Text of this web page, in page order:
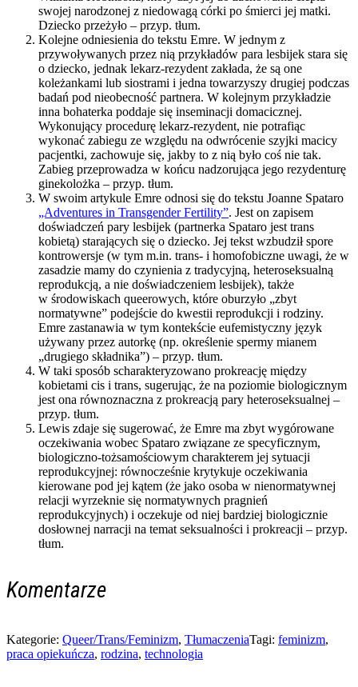
swojej narodzonej z niedowagą córki po śmierci jej matki.
Dziecko przeżyło – przyp. tłum.
Kolejne odniesienia do tekstu Emre. W jednym z
przywoływanych przez nią przykładów para lesbijek stara się
o dziecko, jednak lekarz-rezydent zakłada, że są one
koleżankami lub siostrami i jedna towarzyszy drugiej podczas
badań pod nieobecność partnera. W kolejnym przykładzie
inna bohaterka poddaje się inseminacji domacicznej.
Wykonujący procedurę lekarz-rezydent, nie potrafiąc
wykonać zabiegu ze względu na odwrócenie szyjki macicy
pacjentki, zachowuje się, jakby to z nią było coś nie tak.
Zabieg przeprowadza w końcu nadzorująca jego rezydenturę
ginekolożka – przyp. tłum.
W swoim artykule Emre odnosi się do tekstu Joanne Spataro
„Adventures in Transgender Fertility”. Jest on zapisem
doświadczeń pary lesbijek (partnerka Spataro jest trans
kobietą) starających się o dziecko. Jej tekst wzbudził spore
kontrowersje (w tym m.in. trans- i homofobiczne uwagi, że w
zasadzie mamy do czynienia z tradycyjną, heteroseksualną
reprodukcją, a nie doświadczeniem lesbijek), także
w środowiskach queerowych, które oburzyło „zbyt
normatywne” podejście do kwestii reprodukcji i rodziny.
Emre zastanawia w tym kontekście eufemistyczny język
używany przez autorkę (np. określenie spermy mianem
„drugiego składnika”) – przyp. tłum.
W taki sposób scharakteryzowano prokreację między
kobietami cis i trans, sugerując, że na poziomie biologicznym
jest ona równoznaczna z prokreacją pary heteroseksualnej –
przyp. tłum.
Lewis zdaje się sugerować, że Emre ma zbyt wygórowane
oczekiwania wobec Spataro związane ze specyficznym,
biologiczno-tożsamościowym charakterem jej sytuacji
reprodukcyjnej: równocześnie krytykuje oczekiwania
kierowane pod jej kątem (że jako osoba w nienormatywnej
relacji wyrzeknie się normatywnych pragnień
reprodukcyjnych) i oczekuje od niej bardziej biologicznie
dosłownej narracji na temat seksualności i prokreacji – przyp.
tłum.
Komentarze
Kategorie: Queer/Trans/Feminizm, TłumaczeniaTagi: feminizm,
praca opiekuńcza, rodzina, technologia